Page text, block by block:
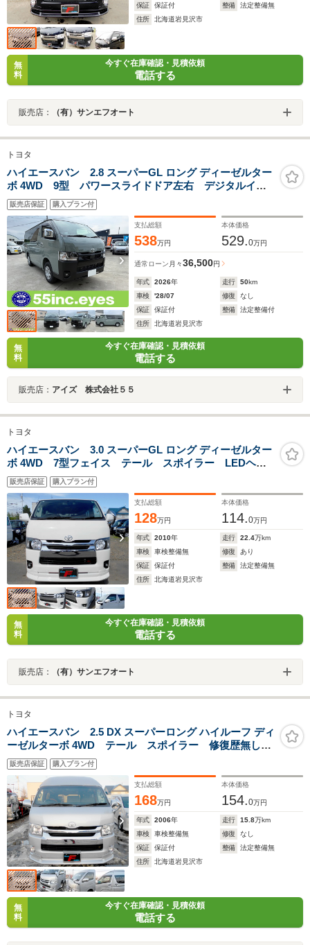
保証
保証付 整備
法定整備無
住所
北海道岩見沢市
無
料
今すぐ在庫確認・見積依頼
電話する
販売店： （有）サンエフオート
トヨタ
ハイエースバン 2.8 スーパーGL ロング ディーゼルター
ボ 4WD 9型 パワースライドドア左右 デジタルイン
ナーミラー 全方位カメラ 100V電源 リアフォグラン
プ LEDヘッドライト LEDフォグライト 登録済未使
用車 寒冷地仕様 アースカラー 純正エンジンスター
ター ETC
販売店保証 購入プラン付
支払総額
538万円
本体価格
529.0万円
通常ローン 月々36,500円
年式 2026年 走行 50km
車検
'28/07 修復
なし
保証
保証付 整備
法定整備付
住所
北海道岩見沢市
無
料
今すぐ在庫確認・見積依頼
電話する
販売店： アイズ 株式会社５５
トヨタ
ハイエースバン 3.0 スーパーGL ロング ディーゼルター
ボ 4WD 7型フェイス テール スポイラー LEDヘッ
ド&フォグ タイミングベルト交換済 ETC リアヒータ
ー&クーラー ナビ
販売店保証 購入プラン付
支払総額
128万円
本体価格
114.0万円
年式 2010年 走行 22.4万km
車検
車検整備無 修復
あり
保証
保証付 整備
法定整備無
住所
北海道岩見沢市
無
料
今すぐ在庫確認・見積依頼
電話する
販売店： （有）サンエフオート
トヨタ
ハイエースバン 2.5 DX スーパーロング ハイルーフ ディ
ーゼルターボ 4WD テール スポイラー 修復歴無し
LEDヘッド&フォグ コンビハンドル リアヒーター
100V電源 1オーナー車 ヒッチメンバー
販売店保証 購入プラン付
支払総額
168万円
本体価格
154.0万円
年式 2006年 走行 15.8万km
車検
車検整備無 修復
なし
保証
保証付 整備
法定整備無
住所
北海道岩見沢市
無
料
今すぐ在庫確認・見積依頼
電話する